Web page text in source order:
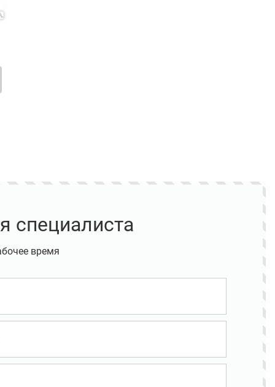
специалиста
время